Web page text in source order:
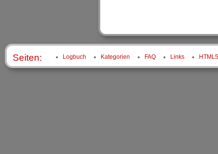
Seiten: Logbuch Kategorien FAQ Links